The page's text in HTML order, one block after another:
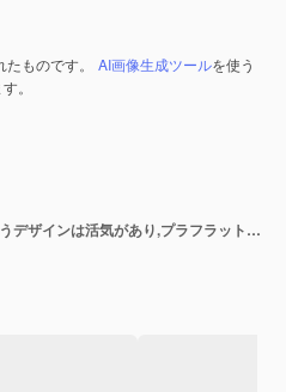
ものです。 AI画像生成ツールを使う
。
友達のグループがホリを祝うデザインは活気があり,プラフラットイラスト文化の性格です